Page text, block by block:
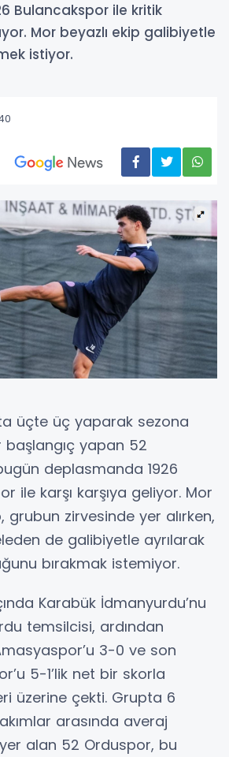
Bulancakspor ile kritik
Mor beyazlı ekip galibiyetle
istiyor.
üçte üç yaparak sezona
başlangıç yapan 52
deplasmanda 1926
ile karşı karşıya geliyor. Mor
grubun zirvesinde yer alırken,
de galibiyetle ayrılarak
bırakmak istemiyor.
Karabük İdmanyurdu’nu
temsilcisi, ardından
3-0 ve son
5-1’lik net bir skorla
üzerine çekti. Grupta 6
arasında averaj
alan 52 Orduspor, bu